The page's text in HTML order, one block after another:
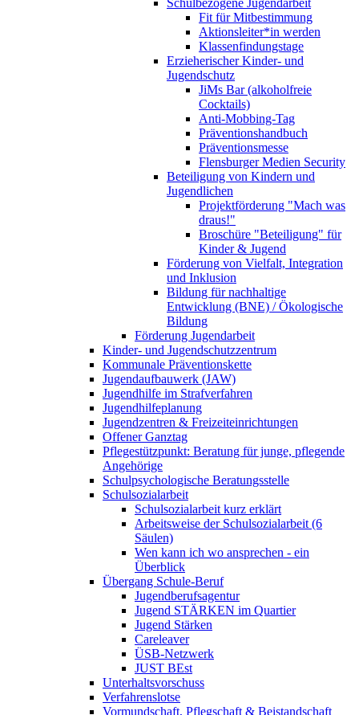
Schulbezogene Jugendarbeit
Fit für Mitbestimmung
Aktionsleiter*in werden
Klassenfindungstage
Erzieherischer Kinder- und
Jugendschutz
JiMs Bar (alkoholfreie
Cocktails)
Anti-Mobbing-Tag
Präventionshandbuch
Präventionsmesse
Flensburger Medien Security
Beteiligung von Kindern und
Jugendlichen
Projektförderung "Mach was
draus!"
Broschüre "Beteiligung" für
Kinder & Jugend
Förderung von Vielfalt, Integration
und Inklusion
Bildung für nachhaltige
Entwicklung (BNE) / Ökologische
Bildung
Förderung Jugendarbeit
Kinder- und Jugendschutzzentrum
Kommunale Präventionskette
Jugendaufbauwerk (JAW)
Jugendhilfe im Strafverfahren
Jugendhilfeplanung
Jugendzentren & Freizeiteinrichtungen
Offener Ganztag
Pflegestützpunkt: Beratung für junge, pflegende
Angehörige
Schulpsychologische Beratungsstelle
Schulsozialarbeit
Schulsozialarbeit kurz erklärt
Arbeitsweise der Schulsozialarbeit (6
Säulen)
Wen kann ich wo ansprechen - ein
Überblick
Übergang Schule-Beruf
Jugendberufsagentur
Jugend STÄRKEN im Quartier
Jugend Stärken
Careleaver
ÜSB-Netzwerk
JUST BEst
Unterhaltsvorschuss
Verfahrenslotse
Vormundschaft, Pflegschaft & Beistandschaft